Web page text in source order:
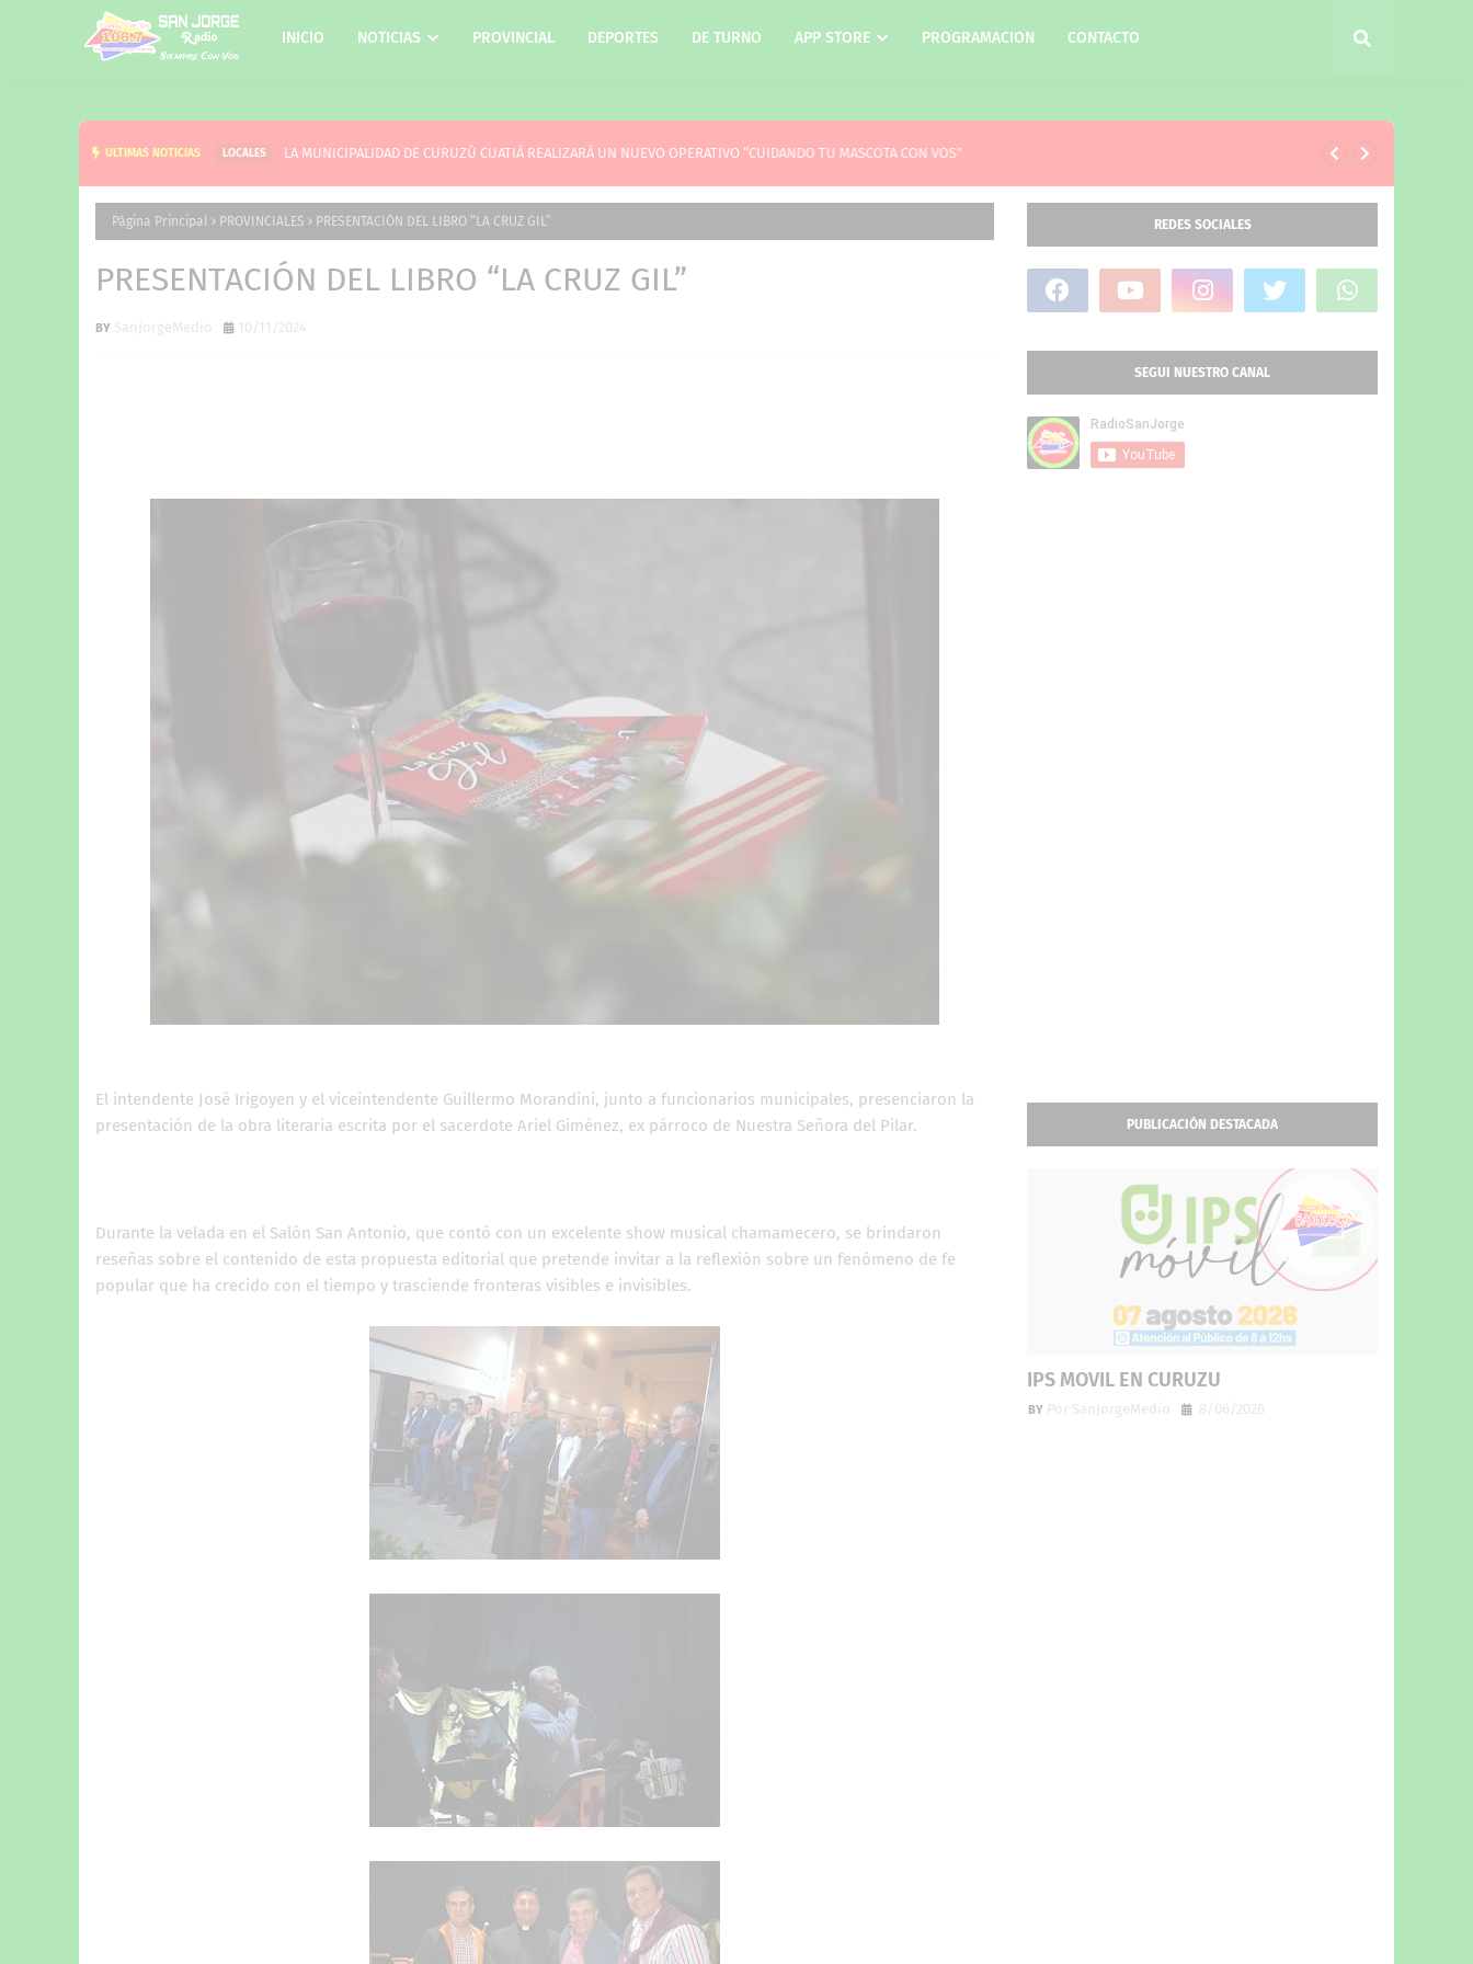
INICIO NOTICIAS PROVINCIAL DEPORTES DE TURNO APP STORE PROGRAMACION CONTACTO
ULTIMAS NOTICIAS LOCALES LA MUNICIPALIDAD DE CURUZÚ CUATIÁ REALIZARÁ UN NUEVO OPERATIVO “CUIDANDO TU MASCOTA CON VOS”
Página Principal PROVINCIALES PRESENTACIÓN DEL LIBRO “LA CRUZ GIL”
PRESENTACIÓN DEL LIBRO “LA CRUZ GIL”
SanJorgeMedio 10/11/2024
El intendente José Irigoyen y el viceintendente Guillermo Morandini, junto a funcionarios municipales, presenciaron la
presentación de la obra literaria escrita por el sacerdote Ariel Giménez, ex párroco de Nuestra Señora del Pilar.
Durante la velada en el Salón San Antonio, que contó con un excelente show musical chamamecero, se brindaron
reseñas sobre el contenido de esta propuesta editorial que pretende invitar a la reflexión sobre un fenómeno de fe
popular que ha crecido con el tiempo y trasciende fronteras visibles e invisibles.
REDES SOCIALES
SEGUI NUESTRO CANAL
PUBLICACIÓN DESTACADA
IPS MOVIL EN CURUZU
Por SanJorgeMedio 8/06/2026